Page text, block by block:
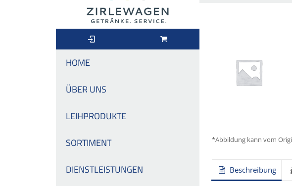
HOME
ÜBER UNS
LEIHPRODUKTE
SORTIMENT
DIENSTLEISTUNGEN
*Abbildung kann vom
Beschreibung